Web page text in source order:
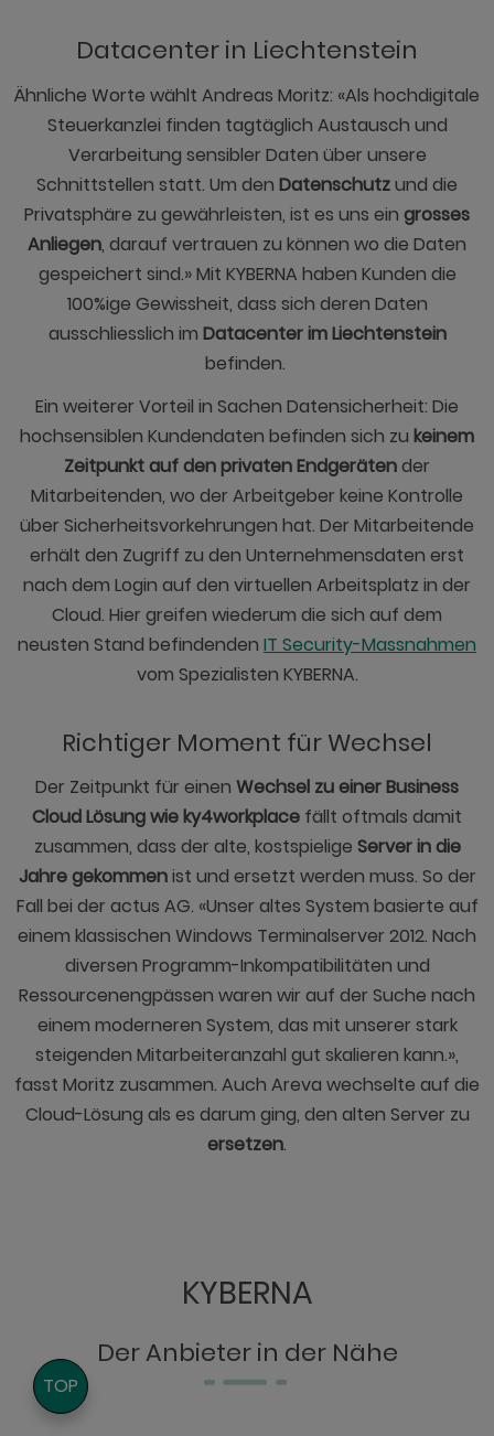
Datacenter in Liechtenstein
Ähnliche Worte wählt Andreas Moritz: «Als hochdigitale
Steuerkanzlei finden tagtäglich Austausch und
Verarbeitung sensibler Daten über unsere
Schnittstellen statt. Um den Datenschutzund die
Privatsphäre zu gewährleisten, ist es uns ein grosses
Anliegen, darauf vertrauen zu können wo die Daten
gespeichert sind.» Mit KYBERNA haben Kunden die
100%ige Gewissheit, dass sich deren Daten
ausschliesslich im Datacenter im Liechtenstein
befinden.
Ein weiterer Vorteil in Sachen Datensicherheit: Die
hochsensiblen Kundendaten befinden sich zu keinem
Zeitpunkt auf den privaten Endgerätender
Mitarbeitenden, wo der Arbeitgeber keine Kontrolle
über Sicherheitsvorkehrungen hat. Der Mitarbeitende
erhält den Zugriff zu den Unternehmensdaten erst
nach dem Login auf den virtuellen Arbeitsplatz in der
Cloud. Hier greifen wiederum die sich auf dem
neusten Stand befindenden IT Security-Massnahmen
vom Spezialisten KYBERNA.
Richtiger Moment für Wechsel
Der Zeitpunkt für einen Wechsel zu einer Business
Cloud Lösung wie ky4workplace fällt oftmals damit
zusammen, dass der alte, kostspielige Server in die
Jahre gekommenist und ersetzt werden muss. So der
Fall bei der actus AG. «Unser altes System basierte auf
einem klassischen Windows Terminalserver 2012. Nach
diversen Programm-Inkompatibilitäten und
Ressourcenengpässen waren wir auf der Suche nach
einem moderneren System, das mit unserer stark
steigenden Mitarbeiteranzahl gut skalieren kann.»,
fasst Moritz zusammen. Auch Areva wechselte auf die
Cloud-Lösung als es darum ging, den alten Server zu
ersetzen.
KYBERNA
Der Anbieter in der Nähe
TOP